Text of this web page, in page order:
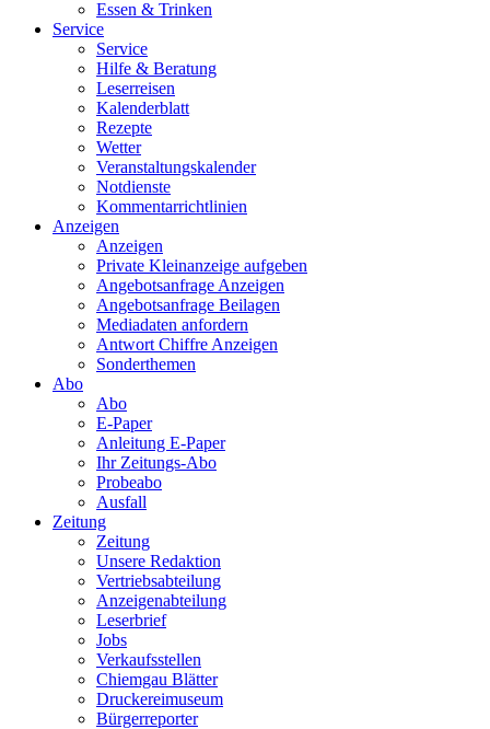
Essen & Trinken
Service
Service
Hilfe & Beratung
Leserreisen
Kalenderblatt
Rezepte
Wetter
Veranstaltungskalender
Notdienste
Kommentarrichtlinien
Anzeigen
Anzeigen
Private Kleinanzeige aufgeben
Angebotsanfrage Anzeigen
Angebotsanfrage Beilagen
Mediadaten anfordern
Antwort Chiffre Anzeigen
Sonderthemen
Abo
Abo
E-Paper
Anleitung E-Paper
Ihr Zeitungs-Abo
Probeabo
Ausfall
Zeitung
Zeitung
Unsere Redaktion
Vertriebsabteilung
Anzeigenabteilung
Leserbrief
Jobs
Verkaufsstellen
Chiemgau Blätter
Druckereimuseum
Bürgerreporter